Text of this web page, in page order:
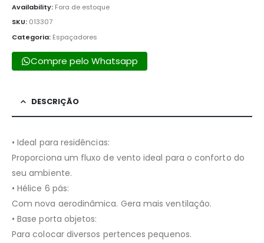
Availability: Fora de estoque
SKU: 013307
Categoria: Espaçadores
Compre pelo Whatsapp
DESCRIÇÃO
• Ideal para residências:
Proporciona um fluxo de vento ideal para o conforto do
seu ambiente.
• Hélice 6 pás:
Com nova aerodinâmica. Gera mais ventilação.
• Base porta objetos:
Para colocar diversos pertences pequenos.